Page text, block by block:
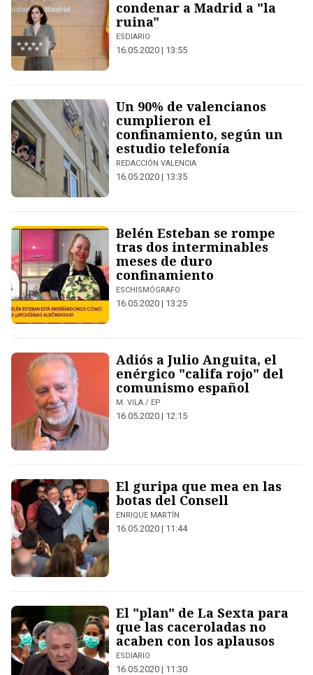
condenar a Madrid a "la
ruina"
ESDIARIO
16.05.2020 | 13:55
Un 90% de valencianos
cumplieron el
confinamiento, según un
estudio telefonía
REDACCIÓN VALENCIA
16.05.2020 | 13:35
Belén Esteban se rompe
tras dos interminables
meses de duro
confinamiento
ESCHISMÓGRAFO
16.05.2020 | 13:25
Adiós a Julio Anguita, el
enérgico "califa rojo" del
comunismo español
M. VILA / EP
16.05.2020 | 12:15
El guripa que mea en las
botas del Consell
ENRIQUE MARTÍN
16.05.2020 | 11:44
El "plan" de La Sexta para
que las caceroladas no
acaben con los aplausos
ESDIARIO
16.05.2020 | 11:30